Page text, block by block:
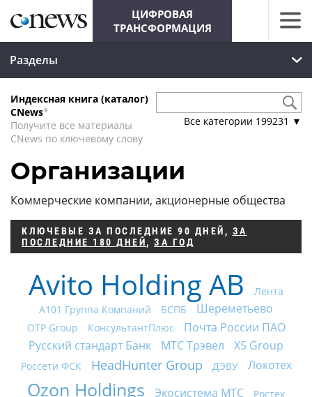
ЦИФРОВАЯ
ТРАНСФОРМАЦИЯ
Разделы
Индексная книга (каталог)
CNews*
Получите все материалы
CNews по ключевому слову
Все категории 199231 ▼
Организации
Коммерческие компании, акционерные общества
КЛЮЧЕВЫЕ ЗА ПОСЛЕДНИЕ 90 ДНЕЙ , ЗА
ПОСЛЕДНИЕ 180 ДНЕЙ, ЗА ГОД
Avito Holding AB
Лента
А101 Группа Компаний
БСПБ Шереметьево
OTP Group КонсультантПлюс
Почта России ПАО
Русский стандарт Банк
МТС Трэвел X5 Group
Россети ФСК HeadHunter Group ДЭВУ Локотех
Ozon Holdings Экосистема МТС Ростех